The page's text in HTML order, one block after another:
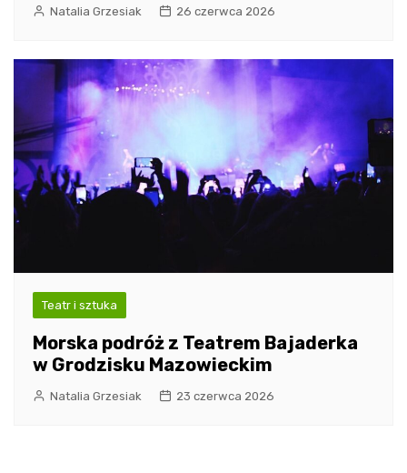
Natalia Grzesiak 26 czerwca 2026
Teatr i sztuka
Morska podróż z Teatrem Bajaderka
w Grodzisku Mazowieckim
Natalia Grzesiak 23 czerwca 2026